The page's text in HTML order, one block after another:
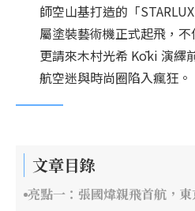
師空山基打造的「
屬塗裝藝術機正式起飛，不
更請來木村光希 Kōki 演繹
航空迷與時尚圈陷入瘋狂。
文章目錄
亮點一：張國煒親飛首航，